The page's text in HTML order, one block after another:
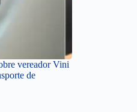
vereador Vini
de